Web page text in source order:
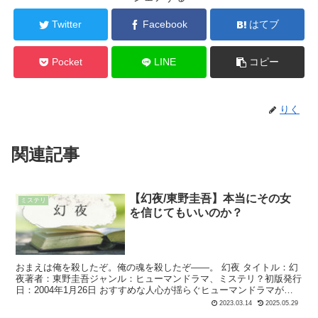
Twitter Facebook はてブ
Pocket LINE コピー
りく
関連記事
ミステリ
【幻夜/東野圭吾】本当にその女
を信じてもいいのか？
おまえは俺を殺したぞ。俺の魂を殺したぞ――。 幻夜 タイトル：幻
夜著者：東野圭吾ジャンル：ヒューマンドラマ、ミステリ？初版発行
日：2004年1月26日 おすすめな人心が揺らぐヒューマンドラマが読
2023.03.14 2025.05.29